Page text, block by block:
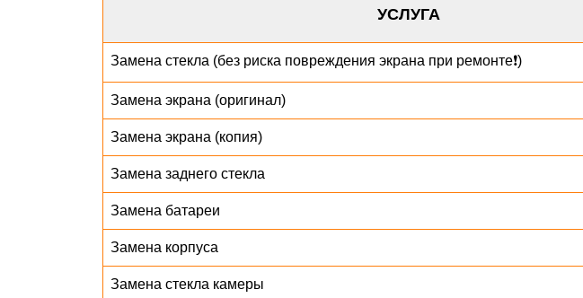
УСЛУГА
Замена стекла (без риска повреждения экрана при ремонте❗)
Замена экрана (оригинал)
Замена экрана (копия)
Замена заднего стекла
Замена батареи
Замена корпуса
Замена стекла камеры